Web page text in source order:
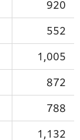
920
552
1,005
872
788
1,132